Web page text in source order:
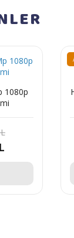
1080p